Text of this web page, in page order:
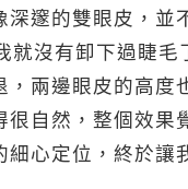
深邃的雙眼皮，並
就沒有卸下過睫毛
，兩邊眼皮的高度
自然，整個效果
細心定位，終於讓